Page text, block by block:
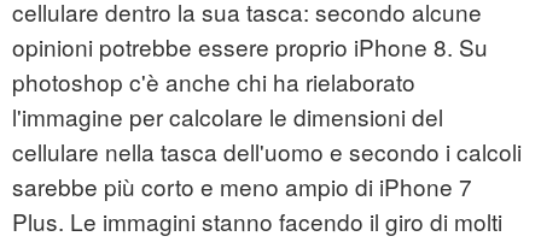
cellulare dentro la sua tasca: secondo alcune
opinioni potrebbe essere proprio iPhone 8. Su
photoshop c'è anche chi ha rielaborato
l'immagine per calcolare le dimensioni del
cellulare nella tasca dell'uomo e secondo i calcoli
sarebbe più corto e meno ampio di iPhone 7
Plus. Le immagini stanno facendo il giro di molti